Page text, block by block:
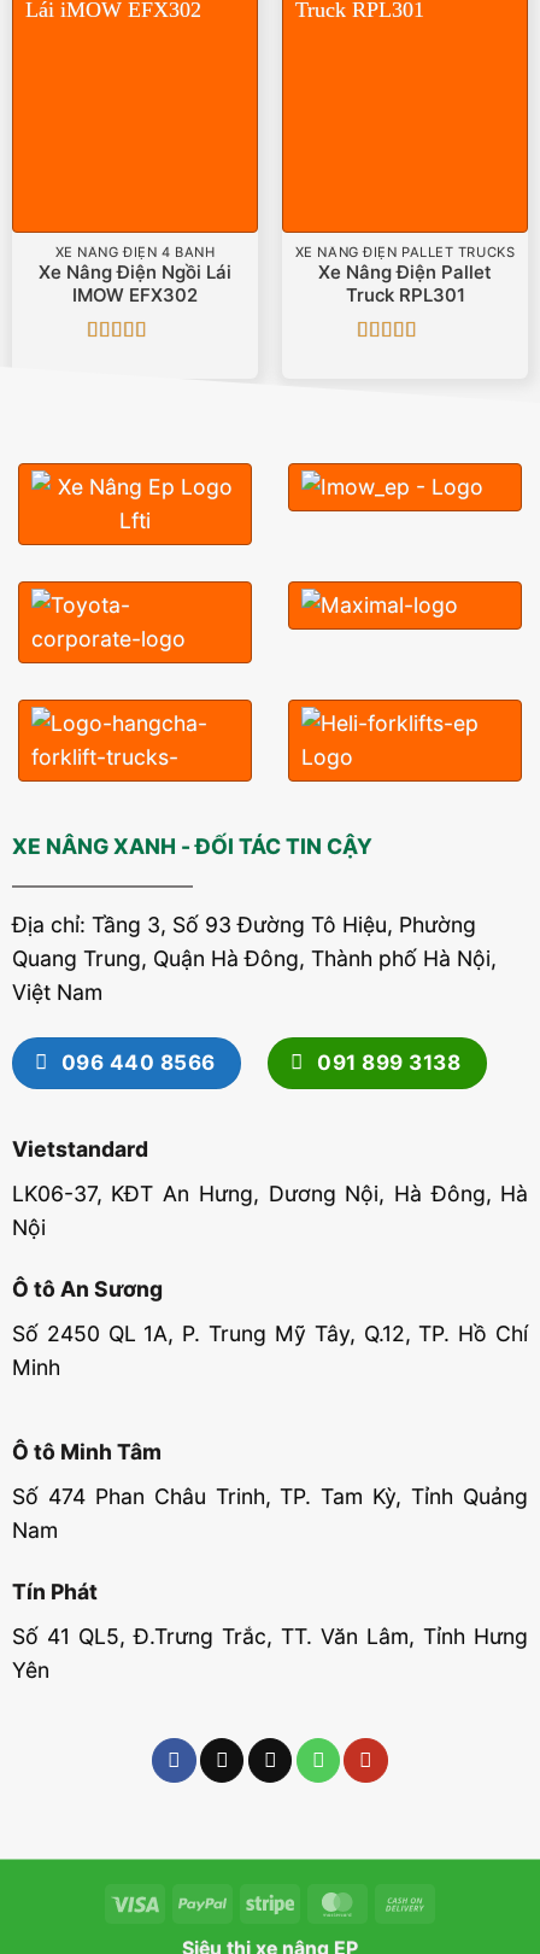
XE NÂNG ĐIỆN 4 BÁNH
Xe Nâng Điện Ngồi Lái
IMOW EFX302
XE NÂNG ĐIỆN PALLET TRUCKS
Xe Nâng Điện Pallet
Truck RPL301
XE NÂNG XANH - ĐỐI TÁC TIN CẬY
Địa chỉ: Tầng 3, Số 93 Đường Tô Hiệu, Phường
Quang Trung, Quận Hà Đông, Thành phố Hà Nội,
Việt Nam
096 440 8566 091 899 3138
Vietstandard
LK06-37, KĐT An Hưng, Dương Nội, Hà Đông, Hà
Nội
Ô tô An Sương
Số 2450 QL 1A, P. Trung Mỹ Tây, Q.12, TP. Hồ Chí
Minh
Ô tô Minh Tâm
Số 474 Phan Châu Trinh, TP. Tam Kỳ, Tỉnh Quảng
Nam
Tín Phát
Số 41 QL5, Đ.Trưng Trắc, TT. Văn Lâm, Tỉnh Hưng
Yên
Visa PayPal Stripe MasterCard
Siêu thị xe nâng EP